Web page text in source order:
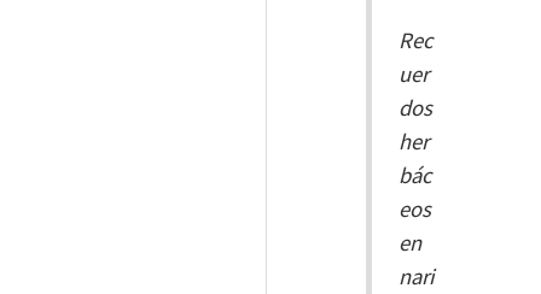
Rec
uer
dos
her
bác
eos
en
nari